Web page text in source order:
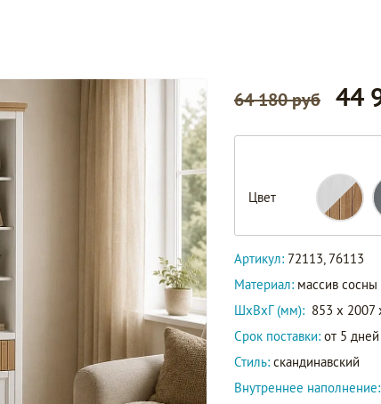
64 180 руб 44
Цвет
72113
76113
Артикул: 72113, 76113
Материал: массив сосны
ШxВxГ (мм): 853 x 2007
Срок поставки: от 5 дней
Стиль: скандинавский
Внутреннее наполнение: